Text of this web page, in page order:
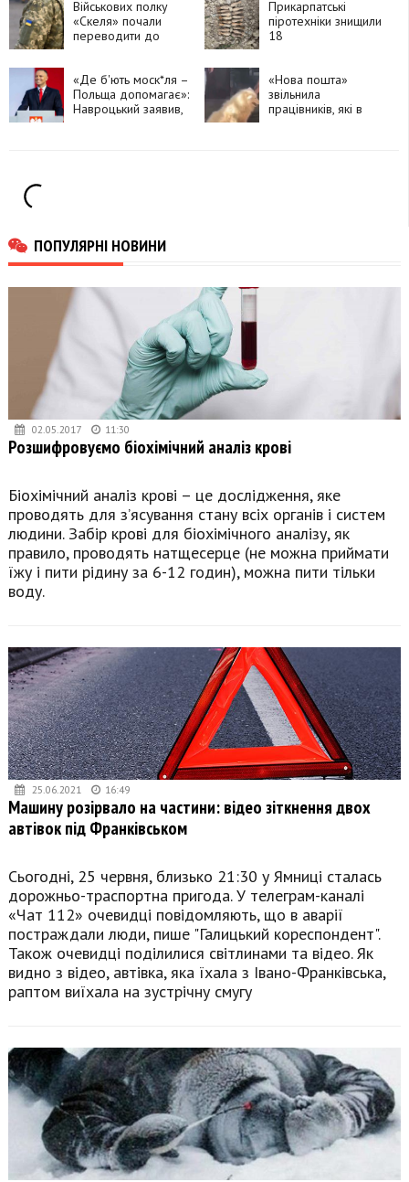
втратою зору
Військових полку
«Скеля» почали
переводити до
Прикарпатські
піротехніки знищили
18
Другої світової
війни
«Де б'ють моск*ля –
Польща допомагає»:
Навроцький заявив,
«Нова пошта»
звільнила
працівників, які в
ПОПУЛЯРНІ НОВИНИ
02.05.2017 11:30
Розшифровуємо біохімічний аналіз крові
Біохімічний аналіз крові – це дослідження, яке
проводять для з’ясування стану всіх органів і систем
людини. Забір крові для біохімічного аналізу, як
правило, проводять натщесерце (не можна приймати
їжу і пити рідину за 6-12 годин), можна пити тільки
воду.
25.06.2021 16:49
Машину розірвало на частини: відео зіткнення двох
автівок під Франківськом
Сьогодні, 25 червня, близько 21:30 у Ямниці сталась
дорожньо-траспортна пригода. У телеграм-каналі
«Чат 112» очевидці повідомляють, що в аварії
постраждали люди, пише "Галицький кореспондент".
Також очевидці поділилися світлинами та відео. Як
видно з відео, автівка, яка їхала з Івано-Франківська,
раптом виїхала на зустрічну смугу